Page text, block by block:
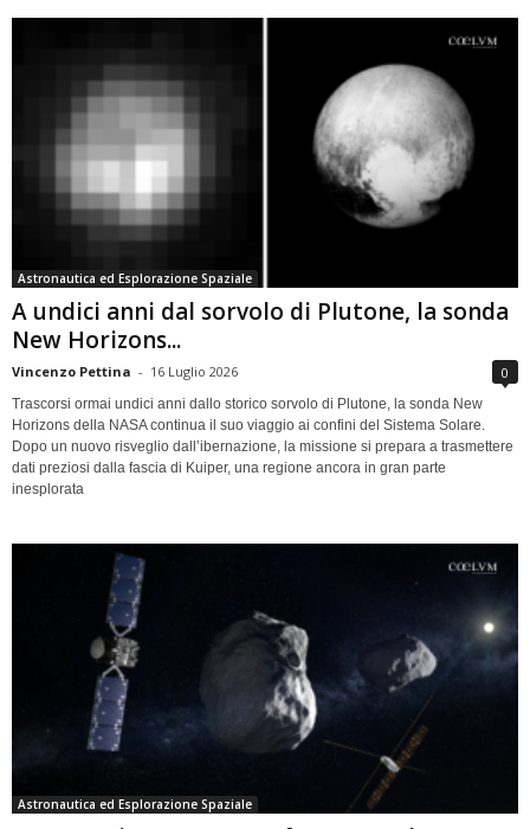
Astronautica ed Esplorazione Spaziale
A undici anni dal sorvolo di Plutone, la sonda
New Horizons...
Vincenzo Pettina - 16 Luglio 2026 0
Trascorsi ormai undici anni dallo storico sorvolo di Plutone, la sonda New
Horizons della NASA continua il suo viaggio ai confini del Sistema Solare.
Dopo un nuovo risveglio dall’ibernazione, la missione si prepara a trasmettere
dati preziosi dalla fascia di Kuiper, una regione ancora in gran parte
inesplorata
Astronautica ed Esplorazione Spaziale